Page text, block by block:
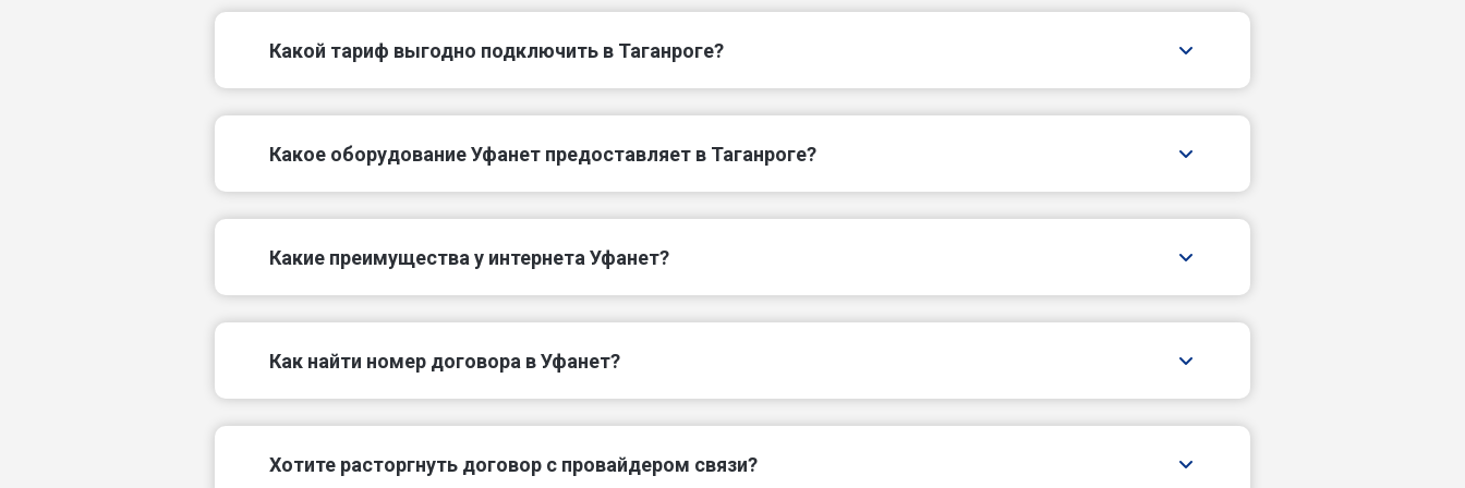
Какой тариф выгодно подключить в Таганроге?
Какое оборудование Уфанет предоставляет в Таганроге?
Какие преимущества у интернета Уфанет?
Как найти номер договора в Уфанет?
Хотите расторгнуть договор с провайдером связи?